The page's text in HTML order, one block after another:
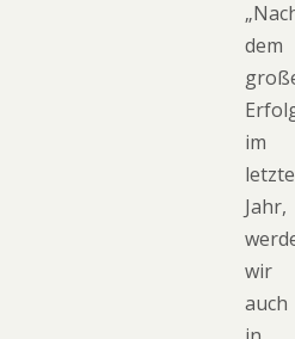
dem
im
Jahr,
wir
auch